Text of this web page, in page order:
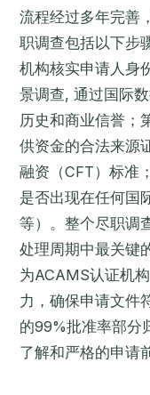
流程经过多年完善
职调查包括以下步
机构核实申请人身
景调查, 通过国际
历史和商业信誉；
供资金的合法来源
融资（CFT）标准
是否出现在任何国
等）。整个尽职调
处理周期中最关键
为ACAMS认证机
力，确保申请文件
的99%批准率部分
了解和严格的申请